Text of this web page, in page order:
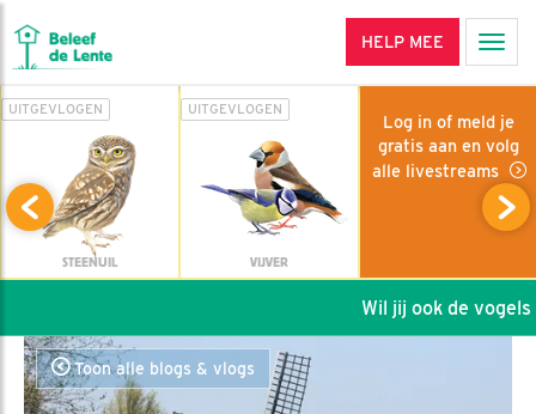
HELP MEE
UITGEVLOGEN
STEENUIL
UITGEVLOGEN
VIJVER
Log in of meld je
gratis aan en volg
alle livestreams
Wil jij ook de vogels
Toon alle blogs & vlogs